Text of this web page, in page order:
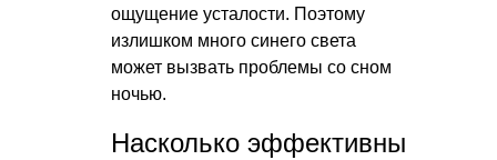
ощущение усталости. Поэтому
излишком много синего света
может вызвать проблемы со сном
ночью.
Насколько эффективны